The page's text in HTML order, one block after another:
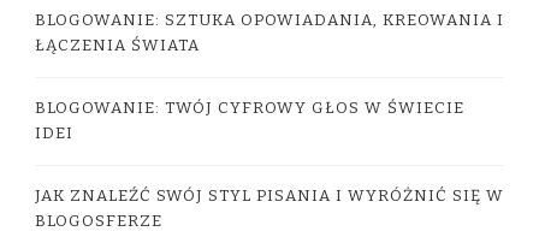
BLOGOWANIE: SZTUKA OPOWIADANIA, KREOWANIA I
ŁĄCZENIA ŚWIATA
BLOGOWANIE: TWÓJ CYFROWY GŁOS W ŚWIECIE
IDEI
JAK ZNALEŹĆ SWÓJ STYL PISANIA I WYRÓŻNIĆ SIĘ W
BLOGOSFERZE